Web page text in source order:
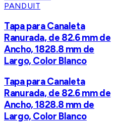
PANDUIT
Tapa para Canaleta
Ranurada, de 82.6 mm de
Ancho, 1828.8 mm de
Largo, Color Blanco
Tapa para Canaleta
Ranurada, de 82.6 mm de
Ancho, 1828.8 mm de
Largo, Color Blanco